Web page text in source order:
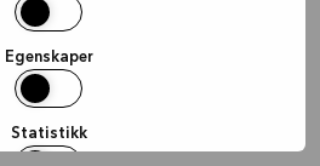
Egenskaper
Statistikk